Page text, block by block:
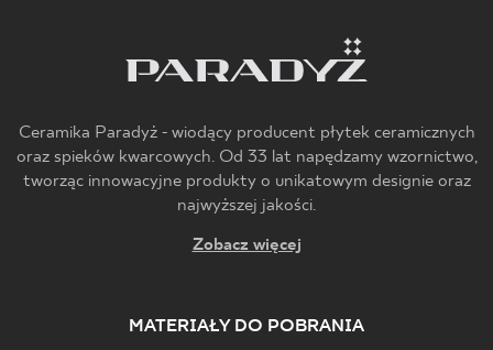
Ceramika Paradyż - wiodący producent płytek ceramicznych
oraz spieków kwarcowych. Od 33 lat napędzamy wzornictwo,
tworząc innowacyjne produkty o unikatowym designie oraz
najwyższej jakości.
Zobacz więcej
MATERIAŁY DO POBRANIA